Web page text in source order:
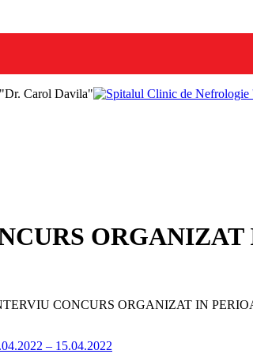
Carol Davila"
ORGANIZAT
CONCURS ORGANIZAT IN
– 15.04.2022